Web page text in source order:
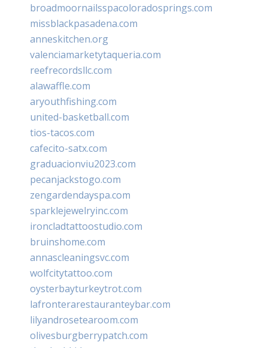
broadmoornailsspacoloradosprings.com
missblackpasadena.com
anneskitchen.org
valenciamarketytaqueria.com
reefrecordsllc.com
alawaffle.com
aryouthfishing.com
united-basketball.com
tios-tacos.com
cafecito-satx.com
graduacionviu2023.com
pecanjackstogo.com
zengardendayspa.com
sparklejewelryinc.com
ironcladtattoostudio.com
bruinshome.com
annascleaningsvc.com
wolfcitytattoo.com
oysterbayturkeytrot.com
lafronterarestauranteybar.com
lilyandrosetearoom.com
olivesburgberrypatch.com